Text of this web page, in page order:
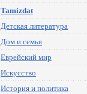
Tamizdat
Детская литература
Дом и семья
Еврейский мир
Искусство
История и политика